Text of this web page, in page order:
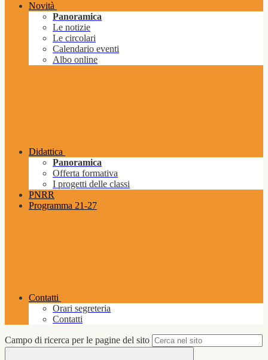
Novità
Panoramica
Le notizie
Le circolari
Calendario eventi
Albo online
Didattica
Panoramica
Offerta formativa
I progetti delle classi
PNRR
Programma 21-27
Contatti
Orari segreteria
Contatti
Campo di ricerca per le pagine del sito